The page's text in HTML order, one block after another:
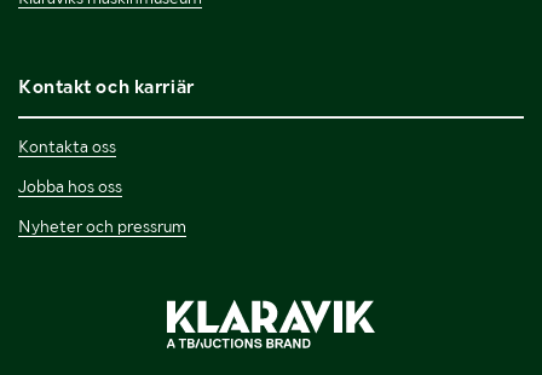
Kontakt och karriär
Kontakta oss
Jobba hos oss
Nyheter och pressrum